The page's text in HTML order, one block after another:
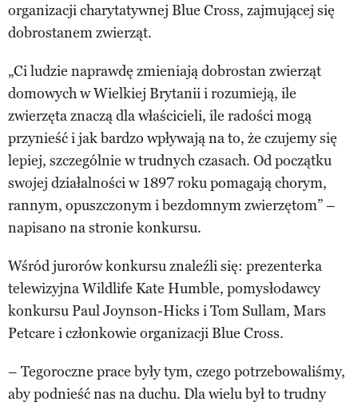
organizacji charytatywnej Blue Cross, zajmującej się
dobrostanem zwierząt.
„Ci ludzie naprawdę zmieniają dobrostan zwierząt
domowych w Wielkiej Brytanii i rozumieją, ile
zwierzęta znaczą dla właścicieli, ile radości mogą
przynieść i jak bardzo wpływają na to, że czujemy się
lepiej, szczególnie w trudnych czasach. Od początku
swojej działalności w 1897 roku pomagają chorym,
rannym, opuszczonym i bezdomnym zwierzętom” –
napisano na stronie konkursu.
Wśród jurorów konkursu znaleźli się: prezenterka
telewizyjna Wildlife Kate Humble, pomysłodawcy
konkursu Paul Joynson-Hicks i Tom Sullam, Mars
Petcare i członkowie organizacji Blue Cross.
– Tegoroczne prace były tym, czego potrzebowaliśmy,
aby podnieść nas na duchu. Dla wielu był to trudny